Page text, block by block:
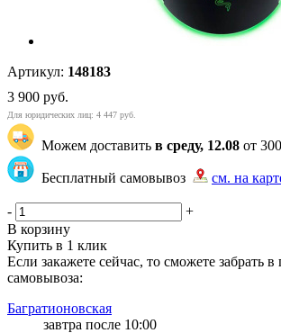
Артикул: 148183
3 900 руб.
Для юридических лиц: 4 447 руб.
Можем доставить в среду, 12.08 от
Бесплатный самовывоз
см. на
-
+
В корзину
Купить в 1 клик
Если закажете сейчас, то сможете забрать в
самовывоза:
Багратионовская
завтра после 10:00